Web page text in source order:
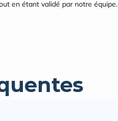
en étant validé par notre équipe.